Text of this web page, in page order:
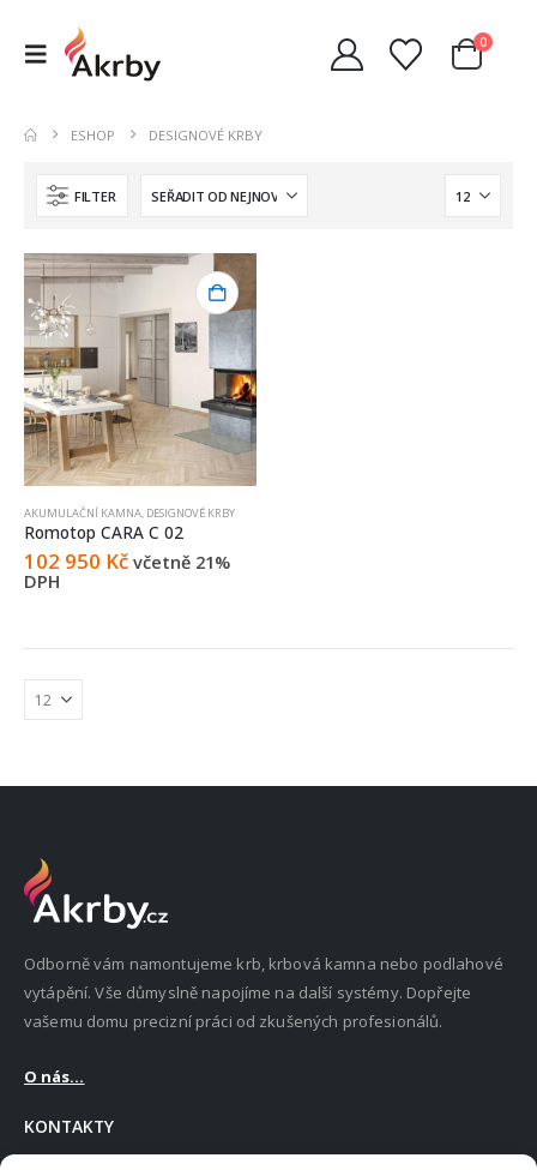
0
ESHOP DESIGNOVÉ KRBY
FILTER
AKUMULAČNÍ KAMNA, DESIGNOVÉ KRBY
Romotop CARA C 02
102 950 Kč včetně 21%
DPH
Odborně vám namontujeme krb, krbová kamna nebo podlahové
vytápění. Vše důmyslně napojíme na další systémy. Dopřejte
vašemu domu precizní práci od zkušených profesionálů.
O nás...
KONTAKTY